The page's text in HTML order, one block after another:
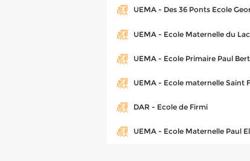
UEMA - Des 36 Ponts Ecole
UEMA - Ecole Maternelle du
UEMA - Ecole Primaire Paul
UEMA - Ecole maternelle Saint
DAR - Ecole de Firmi
UEMA - Ecole Maternelle Paul